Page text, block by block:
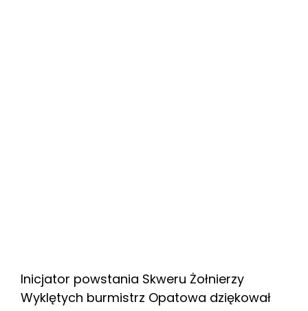
Inicjator powstania Skweru Żołnierzy
Wyklętych burmistrz Opatowa dziękował